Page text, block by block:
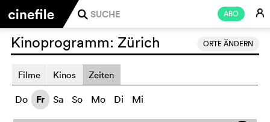
ABO E
j
ORTE ÄNDERN
Kinoprogramm: Zürich
Filme Kinos Zeiten
Do Fr Sa So Mo Di Mi